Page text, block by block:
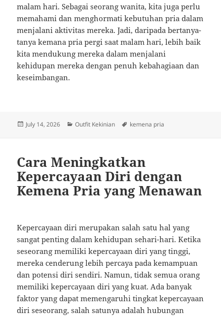
malam hari. Sebagai seorang wanita, kita juga perlu
memahami dan menghormati kebutuhan pria dalam
menjalani aktivitas mereka. Jadi, daripada bertanya-
tanya kemana pria pergi saat malam hari, lebih baik
kita mendukung mereka dalam menjalani
kehidupan mereka dengan penuh kebahagiaan dan
keseimbangan.
Posted
July 14, 2026 Categories
Outfit Kekinian Tags
kemena pria
Cara Meningkatkan
Kepercayaan Diri dengan
Kemena Pria yang Menawan
Kepercayaan diri merupakan salah satu hal yang
sangat penting dalam kehidupan sehari-hari. Ketika
seseorang memiliki kepercayaan diri yang tinggi,
mereka cenderung lebih percaya pada kemampuan
dan potensi diri sendiri. Namun, tidak semua orang
memiliki kepercayaan diri yang kuat. Ada banyak
faktor yang dapat memengaruhi tingkat kepercayaan
diri seseorang, salah satunya adalah hubungan